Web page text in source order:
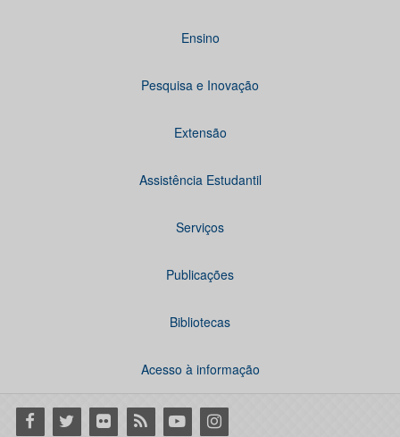
Ensino
Pesquisa e Inovação
Extensão
Assistência Estudantil
Serviços
Publicações
Bibliotecas
Acesso à informação
Facebook
Twitter Flickr RSS YoutubeInstagram